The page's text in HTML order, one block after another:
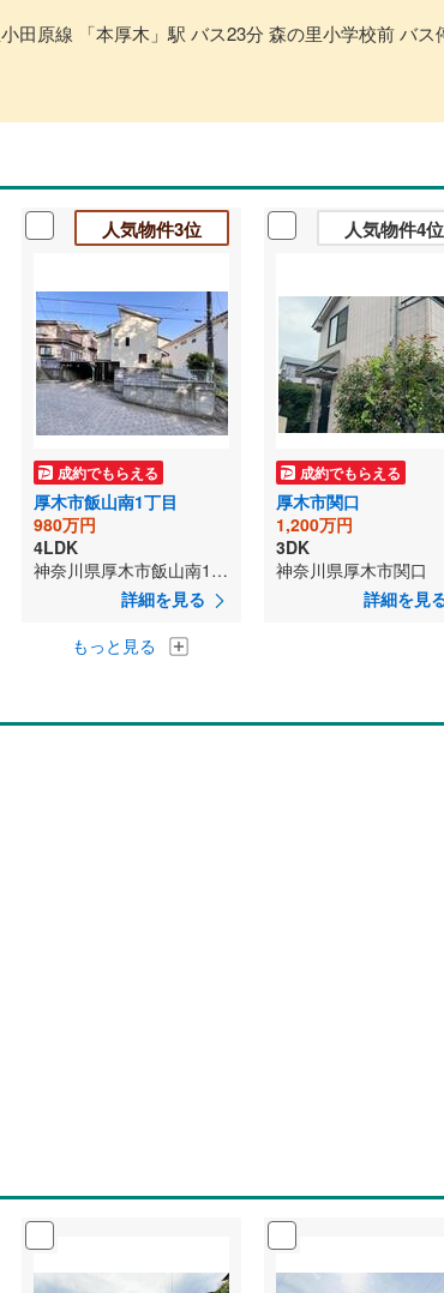
田原線 「本厚木」駅 バス23分 森の里小学校前 バス
人気物件3位
成約でもらえる
厚木市飯山南1丁目
980万円
4LDK
神奈川県厚木市飯山南1丁目
詳細を見る
人気物件4位
成約でもらえる
厚木市関口
1,200万円
3DK
神奈川県厚木市関口
詳細を見
もっと見る